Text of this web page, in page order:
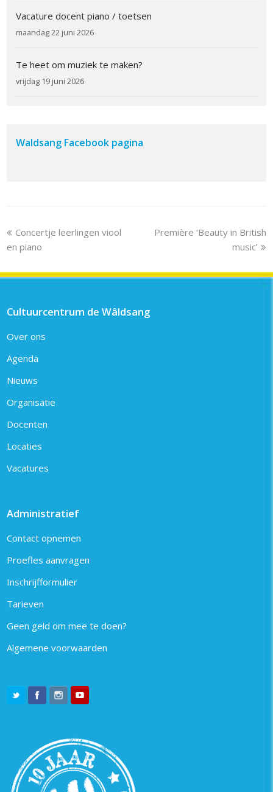
Vacature docent piano / toetsen
maandag 22 juni 2026
Te heet om muziek te maken?
vrijdag 19 juni 2026
Waldsang Facebook pagina
previous
post:
Concertje leerlingen viool
en piano
next
Première ‘Beauty in British
music’
Cultuurcentrum de Wâldsang
Over ons
Agenda
Nieuws
Organisatie
Docenten
Locaties
Vacatures
Administratief
Contact opnemen
Proefles aanvragen
Inschrijfformulier
Tarieven
Geen geld om mee te doen?
Algemene voorwaarden